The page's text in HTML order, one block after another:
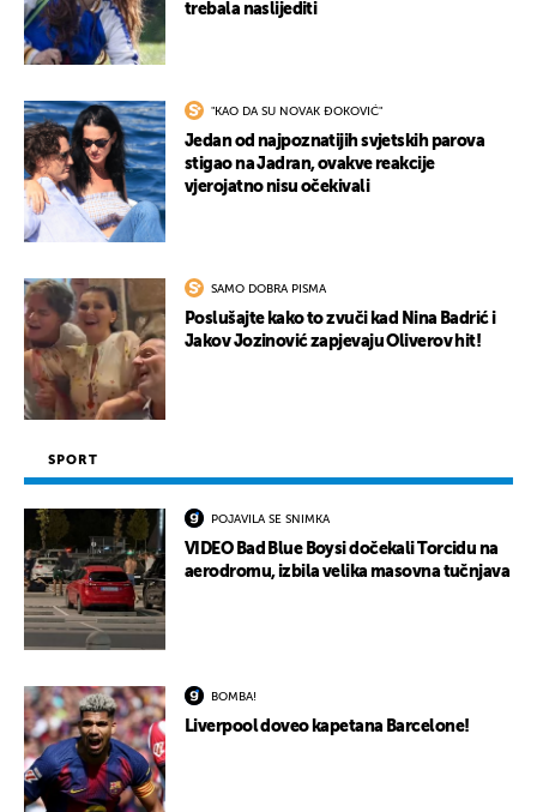
trebala naslijediti
"KAO DA SU NOVAK ĐOKOVIĆ"
Jedan od najpoznatijih svjetskih parova
stigao na Jadran, ovakve reakcije
vjerojatno nisu očekivali
SAMO DOBRA PISMA
Poslušajte kako to zvuči kad Nina Badrić i
Jakov Jozinović zapjevaju Oliverov hit!
SPORT
POJAVILA SE SNIMKA
VIDEO Bad Blue Boysi dočekali Torcidu na
aerodromu, izbila velika masovna tučnjava
BOMBA!
Liverpool doveo kapetana Barcelone!